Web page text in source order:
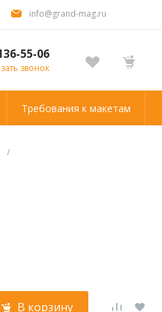
info@grand-mag.ru
55-06
звонок
Требования к макетам
/
В корзину